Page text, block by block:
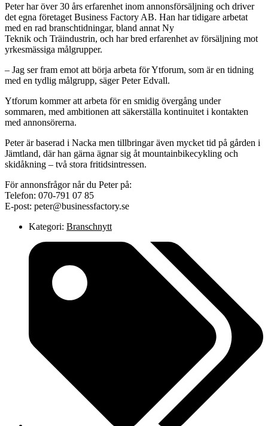
Peter har över 30 års erfarenhet inom annonsförsäljning och driver
det egna företaget Business Factory AB. Han har tidigare arbetat
med en rad branschtidningar, bland annat Ny
Teknik och Träindustrin, och har bred erfarenhet av försäljning mot
yrkesmässiga målgrupper.
– Jag ser fram emot att börja arbeta för Ytforum, som är en tidning
med en tydlig målgrupp, säger Peter Edvall.
Ytforum kommer att arbeta för en smidig övergång under
sommaren, med ambitionen att säkerställa kontinuitet i kontakten
med annonsörerna.
Peter är baserad i Nacka men tillbringar även mycket tid på gården i
Jämtland, där han gärna ägnar sig åt mountainbikecykling och
skidåkning – två stora fritidsintressen.
För annonsfrågor når du Peter på:
Telefon: 070-791 07 85
E-post: peter@businessfactory.se
Kategori: Branschnytt